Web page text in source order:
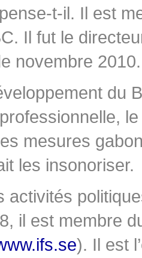
t-il. Il est
Il fut le
novembre 2010.
du
mesures
les insonoriser.
activités
il est membre
). Il est